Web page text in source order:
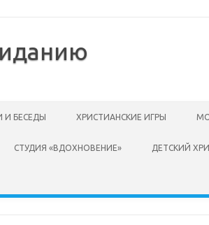
И БЕСЕДЫ ХРИСТИАНСКИЕ ИГРЫ
СТУДИЯ «ВДОХНОВЕНИЕ» ДЕТСКИЙ